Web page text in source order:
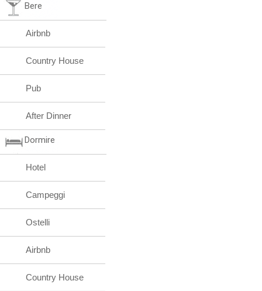
Bere
Airbnb
Country House
Pub
After Dinner
Dormire
Hotel
Campeggi
Ostelli
Airbnb
Country House